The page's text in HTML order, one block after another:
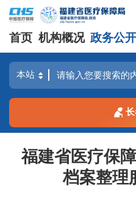
首页 机构概况 政务公开
福建省医疗保
档案整理